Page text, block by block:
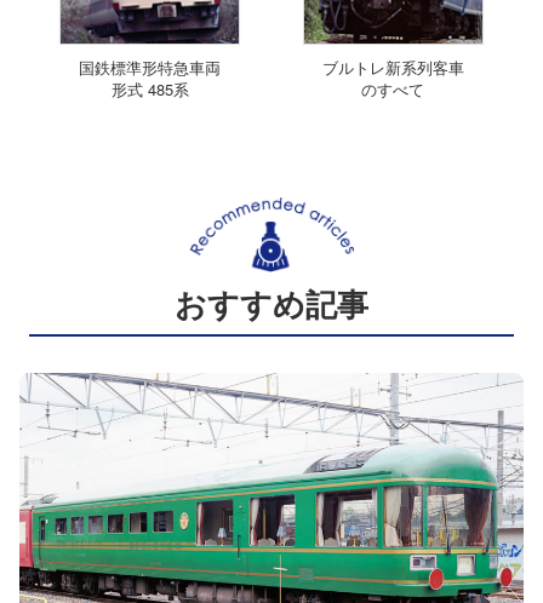
国鉄標準形特急車両
形式 485系
ブルトレ新系列客車
のすべて
おすすめ記事